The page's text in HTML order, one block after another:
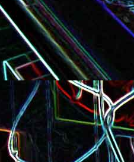
Brownie au chocolat recouvert
de marshmallows fondus